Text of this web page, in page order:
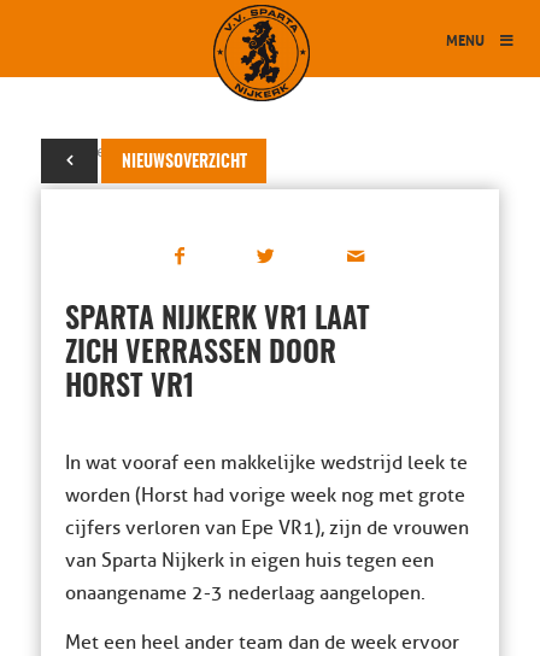
MENU
NIEUWSOVERZICHT
24 september 2016
SPARTA NIJKERK VR1 LAAT
ZICH VERRASSEN DOOR
HORST VR1
In wat vooraf een makkelijke wedstrijd leek te
worden (Horst had vorige week nog met grote
cijfers verloren van Epe VR1), zijn de vrouwen
van Sparta Nijkerk in eigen huis tegen een
onaangename 2-3 nederlaag aangelopen.
Met een heel ander team dan de week ervoor